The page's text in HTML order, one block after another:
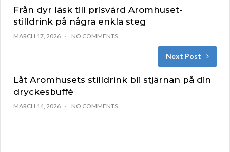
Från dyr läsk till prisvärd Aromhuset-
stilldrink på några enkla steg
MARCH 17, 2026 NO COMMENTS
Next Post
Låt Aromhusets stilldrink bli stjärnan på din
dryckesbuffé
MARCH 14, 2026 NO COMMENTS